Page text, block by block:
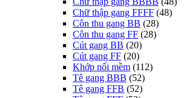
Chữ thập gang FFFF (48)
Côn thu gang BB (28)
Côn thu gang FF (28)
Cút gang BB (20)
Cút gang FF (20)
Khớp nối mềm (112)
Tê gang BBB (52)
Tê gang FFB (52)